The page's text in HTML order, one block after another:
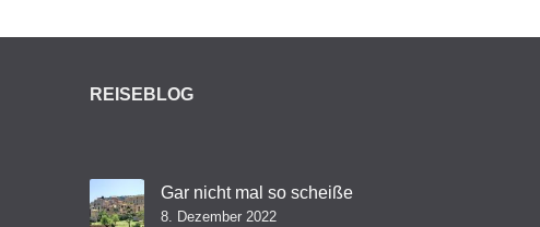
REISEBLOG
Gar nicht mal so scheiße
8. Dezember 2022